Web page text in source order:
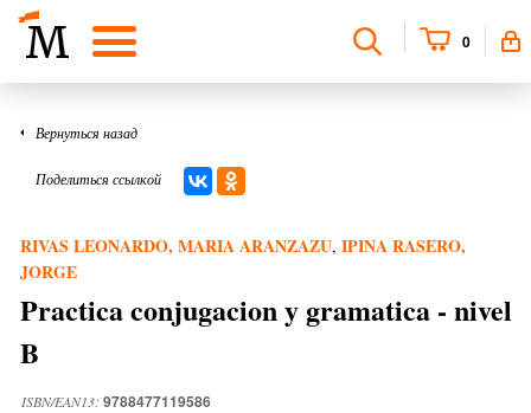
0
Вернуться назад
Поделиться ссылкой
RIVAS LEONARDO, MARIA ARANZAZU, IPINA RASERO,
JORGE
Practica conjugacion y gramatica - nivel
B
ISBN/EAN13: 9788477119586